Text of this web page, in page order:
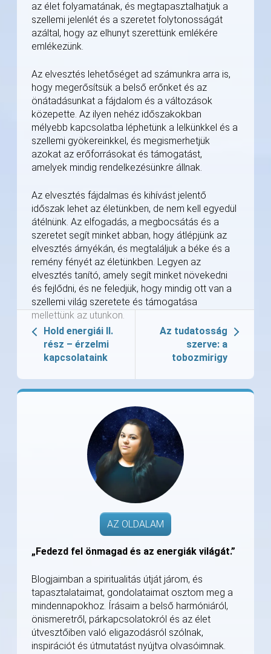
az élet folyamatának, és megtapasztalhatjuk a
szellemi jelenlét és a szeretet folytonosságát
azáltal, hogy az elhunyt szerettünk emlékére
emlékezünk.
Az elvesztés lehetőséget ad számunkra arra is,
hogy megerősítsük a belső erőnket és az
önátadásunkat a fájdalom és a változások
közepette. Az ilyen nehéz időszakokban
mélyebb kapcsolatba léphetünk a lelkünkkel és a
szellemi gyökereinkkel, és megismerhetjük
azokat az erőforrásokat és támogatást,
amelyek mindig rendelkezésünkre állnak.
Az elvesztés fájdalmas és kihívást jelentő
időszak lehet az életünkben, de nem kell egyedül
átélnünk. Az elfogadás, a megbocsátás és a
szeretet segít minket abban, hogy átlépjünk az
elvesztés árnyékán, és megtaláljuk a béke és a
remény fényét az életünkben. Legyen az
elvesztés tanító, amely segít minket növekedni
és fejlődni, és ne feledjük, hogy mindig ott van a
szellemi világ szeretete és támogatása
mellettünk az utunkon.
Hold energiái II.
rész – érzelmi
kapcsolataink
Az tudatosság
szerve: a
tobozmirigy
AZ OLDALAM
„Fedezd fel önmagad és az energiák világát.”
Blogjaimban a spiritualitás útját járom, és
tapasztalataimat, gondolataimat osztom meg a
mindennapokhoz. Írásaim a belső harmóniáról,
önismeretről, párkapcsolatokról és az élet
útvesztőiben való eligazodásról szólnak,
inspirációt és útmutatást nyújtva olvasóimnak.